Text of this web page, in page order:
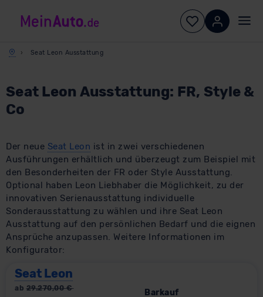
Seat Leon Ausstattung
Seat Leon Ausstattung: FR, Style &
Co
Der neue Seat Leon ist in zwei verschiedenen
Ausführungen erhältlich und überzeugt zum Beispiel mit
den Besonderheiten der FR oder Style Ausstattung.
Optional haben Leon Liebhaber die Möglichkeit, zu der
innovativen Serienausstattung individuelle
Sonderausstattung zu wählen und ihre Seat Leon
Ausstattung auf den persönlichen Bedarf und die eignen
Ansprüche anzupassen. Weitere Informationen im
Konfigurator:
Seat Leon
ab 29.270,00€ Barkauf